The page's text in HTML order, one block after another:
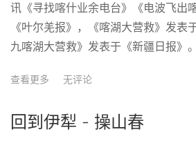
讯《寻找喀什业余电台》《电波飞出
《叶尔羌报》，《喀湖大营救》发表
九喀湖大营救》发表于《新疆日报》。
查看更多 无评论
回到伊犁 - 操山春